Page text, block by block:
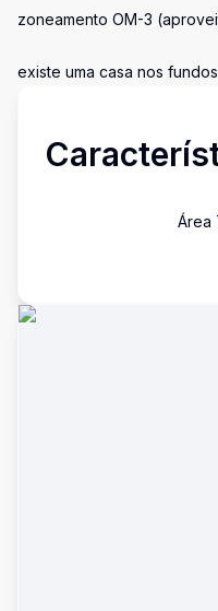
zoneamento OM-3
existe uma casa nos
Área